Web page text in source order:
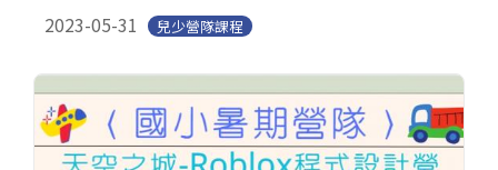
2023-05-31 兒少營隊課程